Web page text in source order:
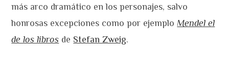
más arco dramático en los personajes, salvo
honrosas excepciones como por ejemploMendel el
de los libros de Stefan Zweig.